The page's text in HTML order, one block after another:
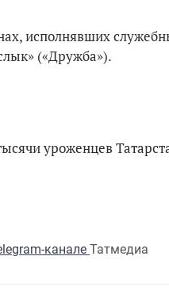
исполнявших
(«Дружба»).
уроженцев
канале Татмедиа